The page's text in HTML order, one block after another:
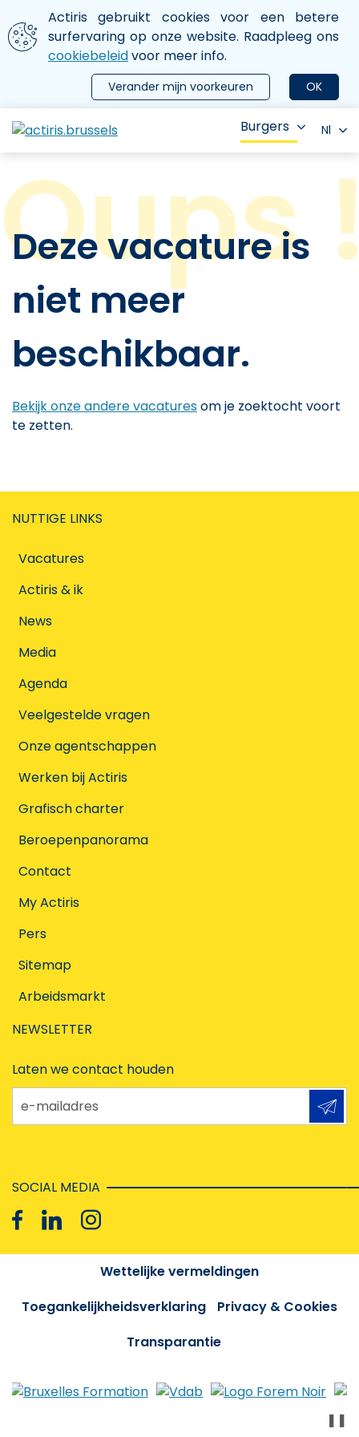
Aller au contenu principal
We gebruiken cookies
Actiris gebruikt cookies voor een betere
surfervaring op onze website. Raadpleeg ons
cookiebeleidvoor meer info.
OK
Verander mijn voorkeuren
le menu
Burgers Nl
Deze vacature is
niet meer
beschikbaar.
Bekijk onze andere vacaturesom je zoektocht voort
te zetten.
NUTTIGE LINKS
Vacatures
Actiris & ik
News
Media
Agenda
Veelgestelde vragen
Onze agentschappen
Werken bij Actiris
Grafisch charter
Beroepenpanorama
Contact
My Actiris
Pers
Sitemap
Arbeidsmarkt
NEWSLETTER
Laten we contact houden
e-mailadres
SOCIAL MEDIA
Wettelijke vermeldingen
Toegankelijkheidsverklaring
Privacy & Cookies
Transparantie
❚❚